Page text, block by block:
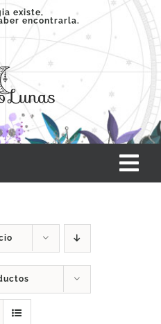
existe,
encontrarla.